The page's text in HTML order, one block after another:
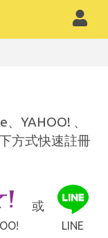
共政策網路參與平
YAHOO! 、
方式快速註冊
或
LINE